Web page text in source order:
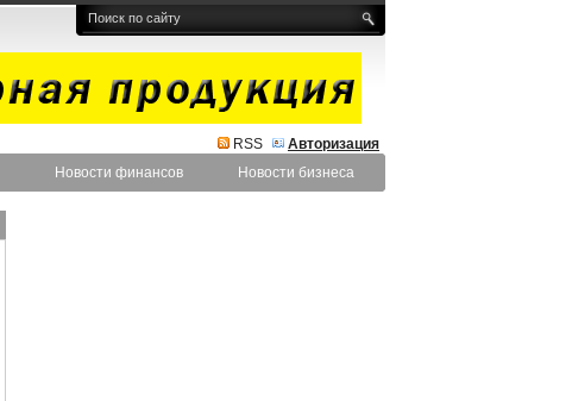
RSS
Авторизация
Новости финансов Новости бизнеса